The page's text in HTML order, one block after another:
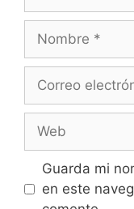
Nombre
Correo
Web
Guarda mi
en este